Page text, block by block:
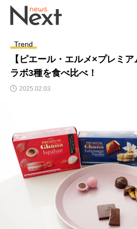
Trend
【ピエール・エルメ×プレミ
ラボ3種を食べ比べ！
2025.02.03